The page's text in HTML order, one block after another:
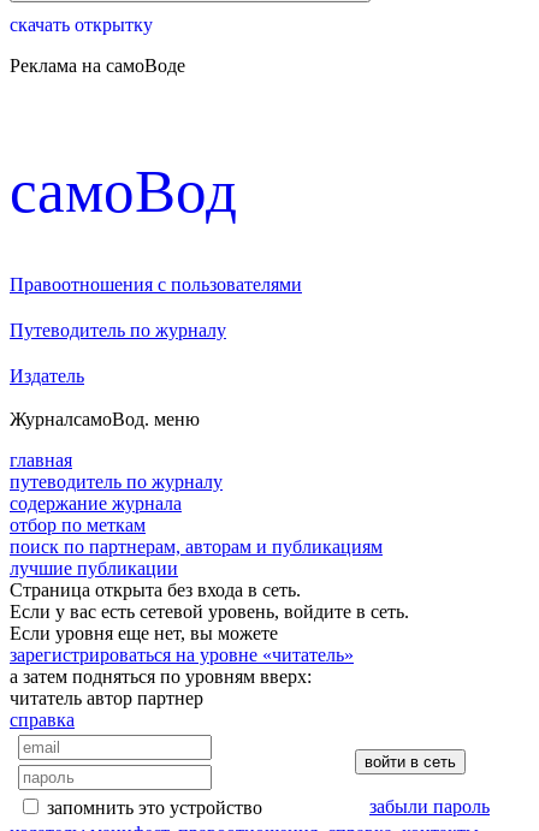
скачать открытку
Реклама на самоВоде
cамоВод
Правоотношения с пользователями
Путеводитель по журналу
Издатель
ЖурналсамоВод. меню
главная
путеводитель по журналу
содержание журнала
отбор по меткам
поиск по партнерам, авторам и публикациям
лучшие публикации
Страница открыта без входа в сеть.
Если у вас есть сетевой уровень, войдите в сеть.
Если уровня еще нет, вы можете
зарегистрироваться на уровне «читатель»
а затем подняться по уровням вверх:
читатель автор партнер
справка
запомнить это устройство
забыли пароль